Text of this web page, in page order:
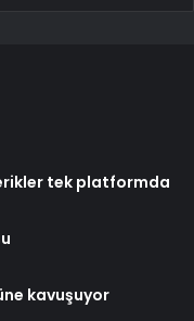
tek platformda
kavuşuyor